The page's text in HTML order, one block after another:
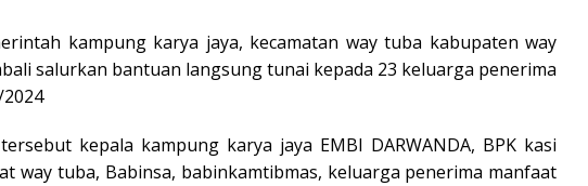
kampung karya jaya, kecamatan way tuba kabupaten way
salurkan bantuan langsung tunai kepada 23 keluarga penerima
kepala kampung karya jaya EMBI DARWANDA, BPK kasi
way tuba, Babinsa, babinkamtibmas, keluarga penerima manfaat